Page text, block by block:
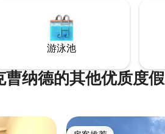
游泳池
曹纳德的其他优质度